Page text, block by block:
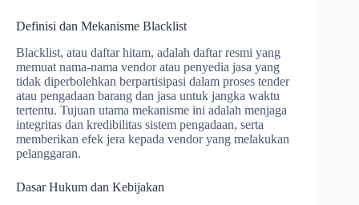
Definisi dan Mekanisme Blacklist
Blacklist, atau daftar hitam, adalah daftar resmi yang
memuat nama-nama vendor atau penyedia jasa yang
tidak diperbolehkan berpartisipasi dalam proses tender
atau pengadaan barang dan jasa untuk jangka waktu
tertentu. Tujuan utama mekanisme ini adalah menjaga
integritas dan kredibilitas sistem pengadaan, serta
memberikan efek jera kepada vendor yang melakukan
pelanggaran.
Dasar Hukum dan Kebijakan